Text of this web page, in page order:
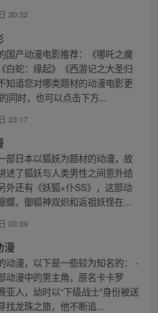
20:32
国产动漫电影推荐：《哪吒之魔
白蛇：缘起》《西游记之大圣归
知道您对哪类题材的动漫电影更
同时，也可以点击下方...
23:17
部日本以狐妖为题材的动漫，故
述了狐妖与人类男性之间意外结
外还有《妖狐×仆SS》，这部动
蝶、御狐神双炽和返祖妖怪在...
03:39
漫
动漫，以下是一些较为知名的： -
动漫中的男主角，原名卡卡罗
人，幼时以“下级战士”身份被送
找龙珠之旅，他不断追...